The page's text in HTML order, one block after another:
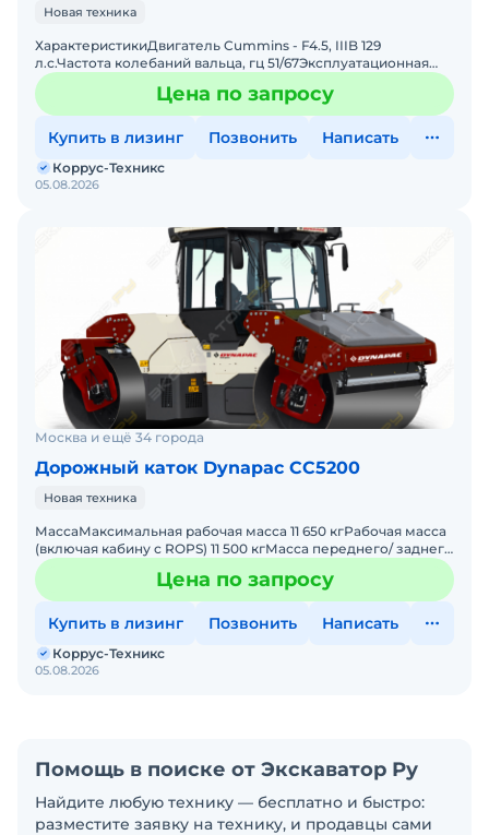
Новая техника
ХарактеристикиДвигатель Cummins - F4.5, IIIB 129
л.с.Частота колебаний вальца, гц 51/67Эксплуатационная
масса 10 400Ширина уплотняемой полосы 1730
ммКондиционер
Цена по запросу
Купить в лизинг Позвонить Написать
05.08.2026
Коррус-Техникс
Москва и ещё 34 города
Дорожный каток Dynapac CC5200
Новая техника
МассаМаксимальная рабочая масса 11 650 кгРабочая масса
(включая кабину с ROPS) 11 500 кгМасса переднего/ заднего
модуля 5 750/ 5 750 кгХодовая частьДиапазон ско
Цена по запросу
Купить в лизинг Позвонить Написать
05.08.2026
Коррус-Техникс
Помощь в поиске от Экскаватор Ру
Найдите любую технику — бесплатно и быстро:
разместите заявку на технику, и продавцы сами